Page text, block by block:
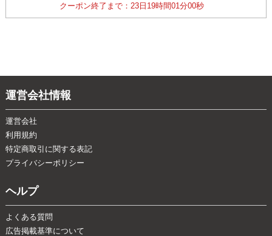
クーポン終了まで： 23日 19時間00分59秒
運営会社情報
運営会社
利用規約
特定商取引に関する表記
プライバシーポリシー
ヘルプ
よくある質問
広告掲載基準について